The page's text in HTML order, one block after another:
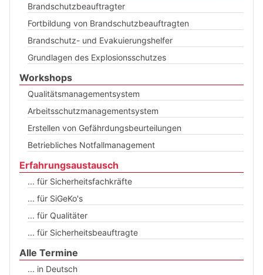
Brandschutzbeauftragter
Fortbildung von Brandschutzbeauftragten
Brandschutz- und Evakuierungshelfer
Grundlagen des Explosionsschutzes
Workshops
Qualitätsmanagementsystem
Arbeitsschutzmanagementsystem
Erstellen von Gefährdungsbeurteilungen
Betriebliches Notfallmanagement
Erfahrungsaustausch
... für Sicherheitsfachkräfte
... für SiGeKo's
... für Qualitäter
... für Sicherheitsbeauftragte
Alle Termine
... in Deutsch